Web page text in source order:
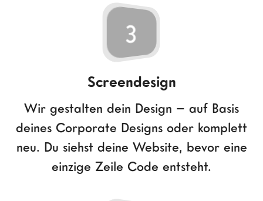
3
Screendesign
Wir gestalten dein Design – auf Basis
deines Corporate Designs oder komplett
neu. Du siehst deine Website, bevor eine
einzige Zeile Code entsteht.